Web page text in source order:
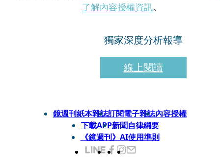
了解內容授權資訊。
獨家深度分析報導
線上閱讀
鏡週刊紙本雜誌訂閱電子雜誌內容授權
下載APP新聞自律綱要
《鏡週刊》AI使用準則